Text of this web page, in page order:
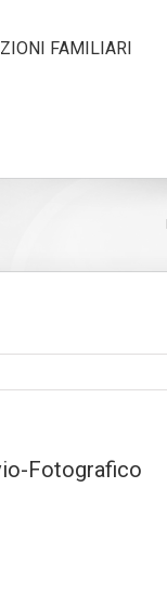
FAMILIARI
Fotografico